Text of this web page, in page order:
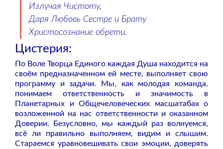
Излучая Чистоту,
Даря Любовь Сестре и Брату
Христосознание обрети.
Цистерия:
По Воле Творца Единого каждая Душа находится на
своём предназначенном ей месте, выполняет свою
программу и задачи. Мы, как молодая команда,
понимаем ответственность и значимость в
Планетарных и Общечеловеческих масшатабах о
возложенной на нас ответственности и оказанном
Доверии. Безусловно, мы каждый раз волнуемся,
всё ли правильно выполняем, видим и слышим.
Стараемся уравновешивать свои эмоции, доверять